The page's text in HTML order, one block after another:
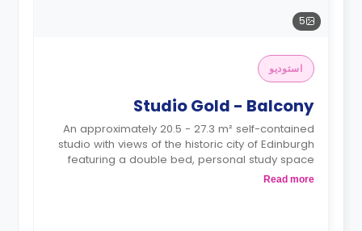
5
استوديو
Studio Gold - Balcony
An approximately 20.5 - 27.3 m² self-contained
studio with views of the historic city of Edinburgh
featuring a double bed, personal study space
with desk, chair, wardrobe, a private bathroom,
Read more